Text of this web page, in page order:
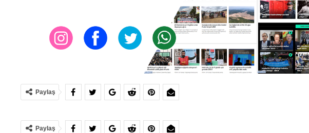
Paylaş
Paylaş